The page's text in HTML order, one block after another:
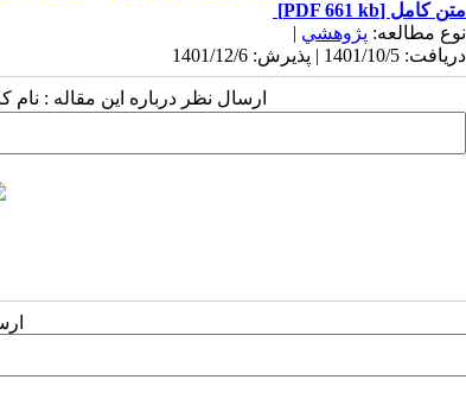
متن کامل [PDF 661 kb]
نوع مطالعه: پژوهشي |
دریافت: 1401/10/5 | پذیرش: 1401/12/6
ارسال نظر درباره این مقاله :